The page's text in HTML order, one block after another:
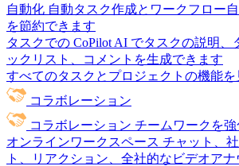
自動化 自動タスク作成とワークフロー
を節約できます
タスクでの CoPilot AI でタスクの説明、
ックリスト、コメントを生成できます
すべてのタスクとプロジェクトの機能を
コラボレーション
コラボレーション チームワークを
オンラインワークスペース チャット、
ト、リアクション、全社的なビデオア